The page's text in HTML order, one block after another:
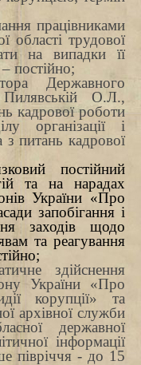
працівниками
області трудової
на випадки її
постійно;
Державного
Пилявській О.Л.,
кадрової роботи
організації і
з питань кадрової
постійний
та на нарадах
України «Про
запобігання і
заходів щодо
та реагування
здійснення
України «Про
корупції» та
архівної служби
державної
інформації
півріччя - до 15